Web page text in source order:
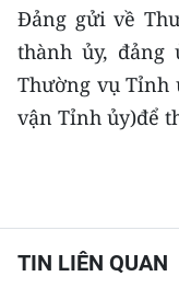
Media Khoa học -
Media Môi
Ảnh
TIN MỚI
Đảng gửi về
thành ủy, đảng
Thường vụ Tỉnh
vận Tỉnh ủy)để
TIN LIÊN QUAN